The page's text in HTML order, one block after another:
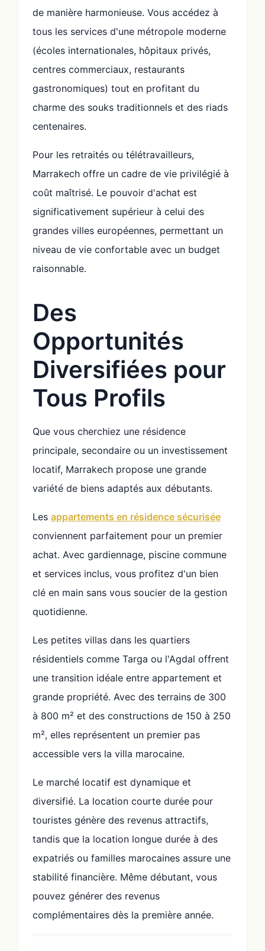
de manière harmonieuse. Vous accédez à
tous les services d'une métropole moderne
(écoles internationales, hôpitaux privés,
centres commerciaux, restaurants
gastronomiques) tout en profitant du
charme des souks traditionnels et des riads
centenaires.
Pour les retraités ou télétravailleurs,
Marrakech offre un cadre de vie privilégié à
coût maîtrisé. Le pouvoir d'achat est
significativement supérieur à celui des
grandes villes européennes, permettant un
niveau de vie confortable avec un budget
raisonnable.
Des
Opportunités
Diversifiées pour
Tous Profils
Que vous cherchiez une résidence
principale, secondaire ou un investissement
locatif, Marrakech propose une grande
variété de biens adaptés aux débutants.
Les appartements en résidence sécurisée
conviennent parfaitement pour un premier
achat. Avec gardiennage, piscine commune
et services inclus, vous profitez d'un bien
clé en main sans vous soucier de la gestion
quotidienne.
Les petites villas dans les quartiers
résidentiels comme Targa ou l'Agdal offrent
une transition idéale entre appartement et
grande propriété. Avec des terrains de 300
à 800 m² et des constructions de 150 à 250
m², elles représentent un premier pas
accessible vers la villa marocaine.
Le marché locatif est dynamique et
diversifié. La location courte durée pour
touristes génère des revenus attractifs,
tandis que la location longue durée à des
expatriés ou familles marocaines assure une
stabilité financière. Même débutant, vous
pouvez générer des revenus
complémentaires dès la première année.